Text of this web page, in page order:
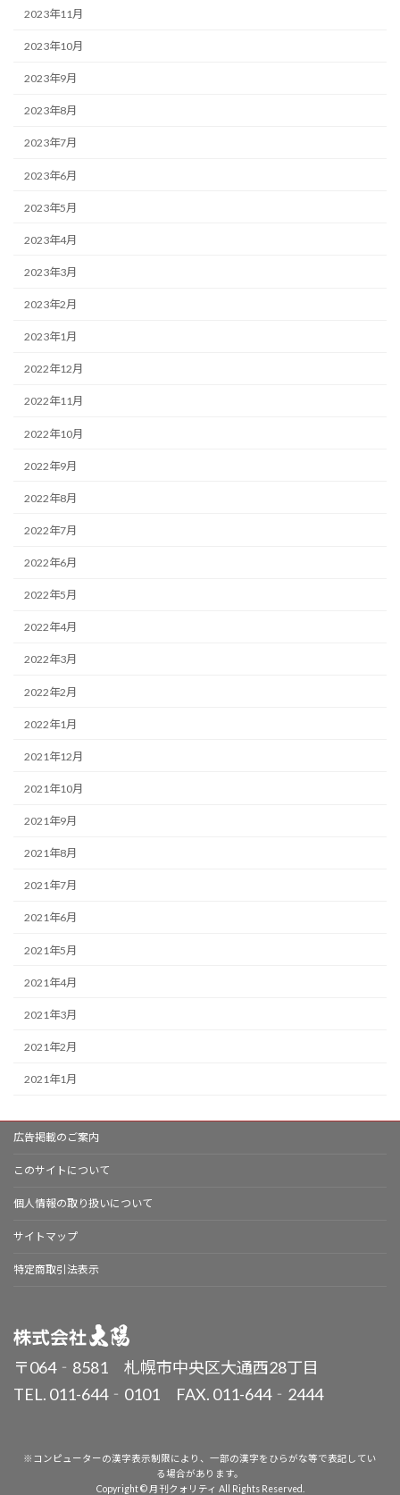
2023年11月
2023年10月
2023年9月
2023年8月
2023年7月
2023年6月
2023年5月
2023年4月
2023年3月
2023年2月
2023年1月
2022年12月
2022年11月
2022年10月
2022年9月
2022年8月
2022年7月
2022年6月
2022年5月
2022年4月
2022年3月
2022年2月
2022年1月
2021年12月
2021年10月
2021年9月
2021年8月
2021年7月
2021年6月
2021年5月
2021年4月
2021年3月
2021年2月
2021年1月
広告掲載のご案内
このサイトについて
個人情報の取り扱いについて
サイトマップ
特定商取引法表示
〒064‐8581 札幌市中央区大通西28丁目
TEL. 011-644‐0101 FAX. 011-644‐2444
※コンピューターの漢字表示制限により、一部の漢字をひらがな等で表記してい
る場合があります。
Copyright © 月刊クォリティ All Rights Reserved.